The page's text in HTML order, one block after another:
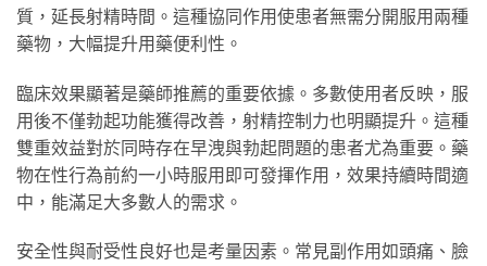
質，延長射精時間。這種協同作用使患者無需分開服用兩種
藥物，大幅提升用藥便利性。
臨床效果顯著是藥師推薦的重要依據。多數使用者反映，服
用後不僅勃起功能獲得改善，射精控制力也明顯提升。這種
雙重效益對於同時存在早洩與勃起問題的患者尤為重要。藥
物在性行為前約一小時服用即可發揮作用，效果持續時間適
中，能滿足大多數人的需求。
安全性與耐受性良好也是考量因素。常見副作用如頭痛、臉